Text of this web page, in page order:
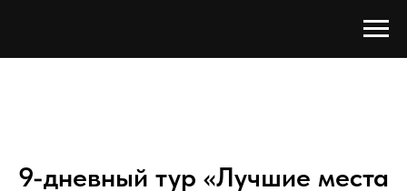
9-дневный тур «Лучшие места